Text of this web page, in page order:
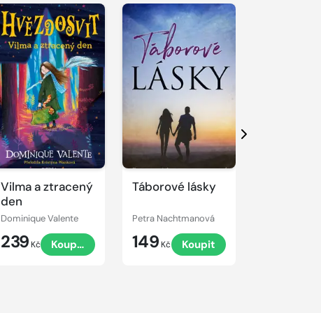
Vilma a ztracený
den
Dominique Valente
239 Kč Koupit
Táborové lásky
Petra Nachtmanová
149 Kč Koupit
Další